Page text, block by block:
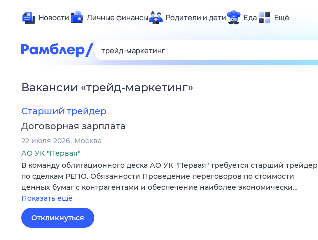
Новости Личные финансы Родители и дети Еда Ещё
Развлечения и отдых
Спорт
Сберегаем вместе
Гороскопы
Вакансии «трейд-маркетинг»
Старший трейдер
Договорная зарплата
22 июля 2026 Москва
АО УК "Первая"
В команду облигационного деска АО УК "Первая" требуется старший трейдер
по сделкам РЕПО. Обязанности Проведение переговоров по стоимости
ценных бумаг с контрагентами и обеспечение наиболее экономически…
Показать ещё
Откликнуться